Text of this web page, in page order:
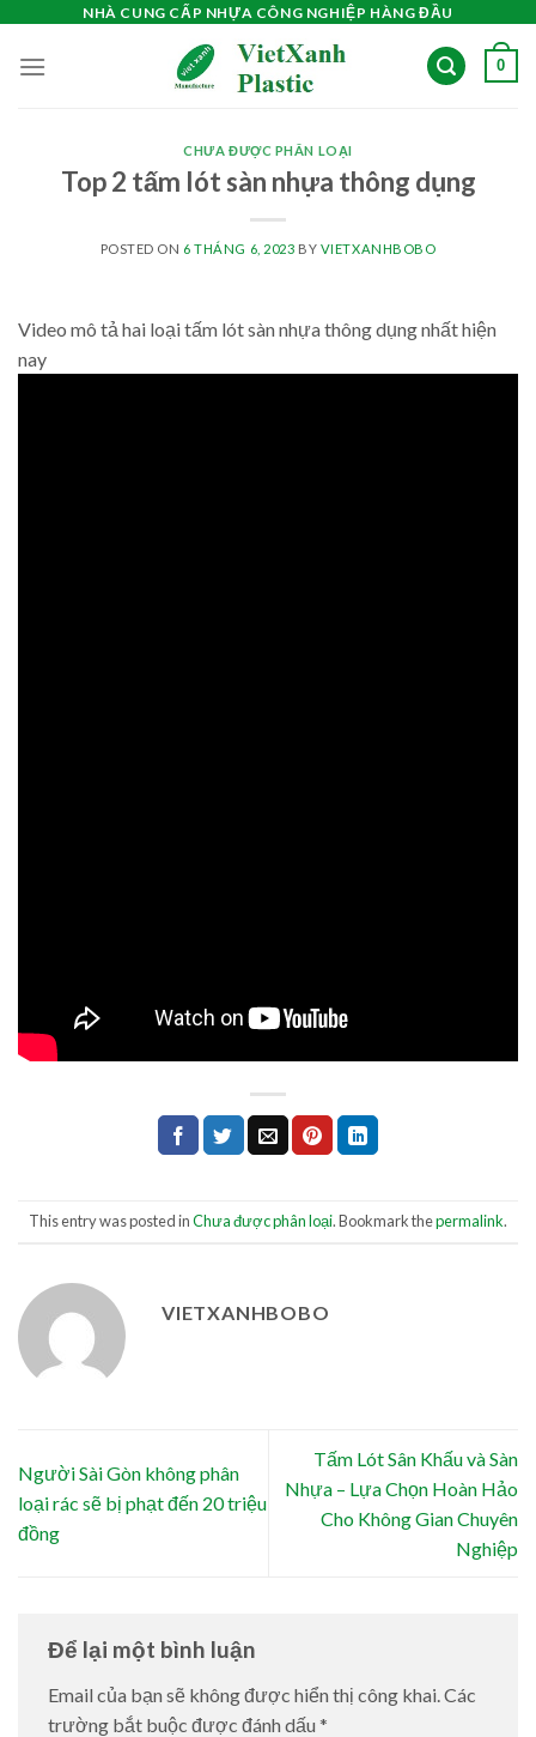
content
NHÀ CUNG CẤP NHỰA CÔNG NGHIỆP HÀNG ĐẦU
0
CHƯA ĐƯỢC PHÂN LOẠI
Top 2 tấm lót sàn nhựa thông dụng
POSTED ON 6 THÁNG 6, 2023 BY VIETXANHBOBO
Video mô tả hai loại tấm lót sàn nhựa thông dụng nhất hiện
nay
This entry was posted inChưa được phân loại. Bookmark thepermalink.
VIETXANHBOBO
Người Sài Gòn không phân
loại rác sẽ bị phạt đến 20 triệu
đồng
Tấm Lót Sân Khấu và Sàn
Nhựa – Lựa Chọn Hoàn Hảo
Cho Không Gian Chuyên
Nghiệp
Để lại một bình luận
Email của bạn sẽ không được hiển thị công khai. Các
trường bắt buộc được đánh dấu *